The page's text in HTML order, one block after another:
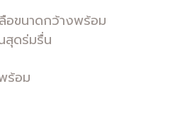
ลือขนาดกว้างพร้อม
สุดร่มรื่น
ร้อม